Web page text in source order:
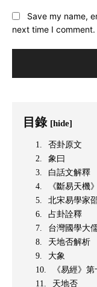
Save my name,
next time I comment.
目錄 [hide]
否卦原文
象曰
白話文解釋
《斷易天機
北宋易學家
占卦詮釋
台灣國學大
天地否解析
大象
《易經》
天地否